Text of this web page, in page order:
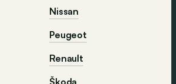
Nissan
Peugeot
Renault